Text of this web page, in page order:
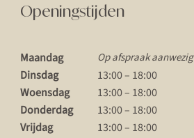
Openingstijden
Maandag Op afspraak aanwezig
Dinsdag
13:00 – 18:00
Woensdag
13:00 – 18:00
Donderdag
13:00 – 18:00
Vrijdag
13:00 – 18:00